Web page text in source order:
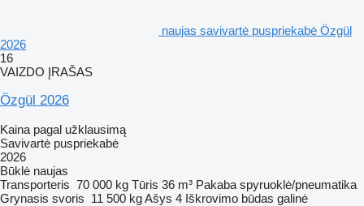
naujas savivartė puspriekabė Özgül
2026
16
VAIZDO ĮRAŠAS
Özgül 2026
Kaina pagal užklausimą
Savivartė puspriekabė
2026
Būklė naujas
Transporteris 70 000 kg Tūris 36 m³ Pakaba spyruoklė/pneumatika
Grynasis svoris 11 500 kgAšys 4 Iškrovimo būdas galinė